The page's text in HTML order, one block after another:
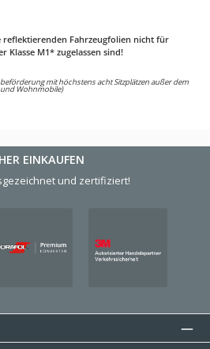
reflektierenden Fahrzeugfolien nicht für
Klasse M1* zugelassen sind!
mit höchstens acht Sitzplätzen außer dem
Wohnmobile)
EINKAUFEN
und zertifiziert!